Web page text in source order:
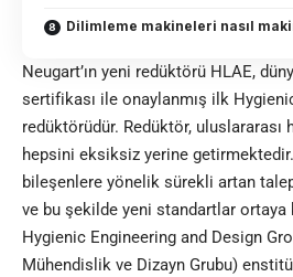
Dilimleme makineleri nasıl
Neugart’ın yeni redüktörü HLAE,
sertifikası ile onaylanmış ilk
redüktörüdür. Redüktör, uluslararası
hepsini eksiksiz yerine
bileşenlere yönelik sürekli artan
ve bu şekilde yeni standartlar ortaya
Hygienic Engineering and Design
Mühendislik ve Dizayn Grubu)